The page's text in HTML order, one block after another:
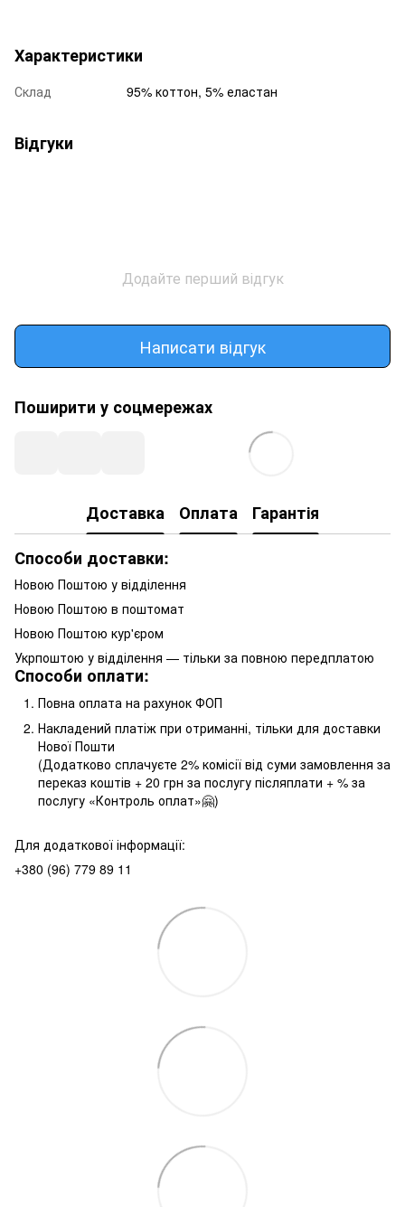
Характеристики
Склад 95% коттон, 5% еластан
Відгуки
Додайте перший відгук
Написати відгук
Поширити у соцмережах
Доставка Оплата
Гарантія
Способи доставки:
Новою Поштою у відділення
Новою Поштою в поштомат
Новою Поштою кур'єром
Укрпоштою у відділення — тільки за повною передплатою
Способи оплати:
Повна оплата на рахунок ФОП
Накладений платіж при отриманні, тільки для доставки
Нової Пошти
(Додатково сплачуєте 2% комісії від суми замовлення за
переказ коштів + 20 грн за послугу післяплати + % за
послугу «Контроль оплат»🤗)
Для додаткової інформації:
+380 (96) 779 89 11